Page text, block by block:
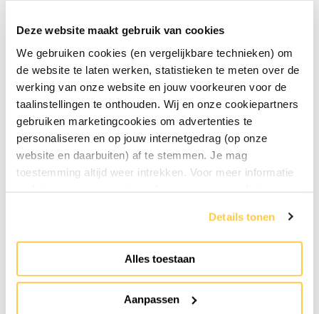
Deze website maakt gebruik van cookies
We gebruiken cookies (en vergelijkbare technieken) om
de website te laten werken, statistieken te meten over de
werking van onze website en jouw voorkeuren voor de
taalinstellingen te onthouden. Wij en onze cookiepartners
gebruiken marketingcookies om advertenties te
personaliseren en op jouw internetgedrag (op onze
website en daarbuiten) af te stemmen. Je mag
toestemming altijd weer intrekken. Voor meer informatie
Details tonen
Alles toestaan
Aanpassen
Discover Holland
« Previous post